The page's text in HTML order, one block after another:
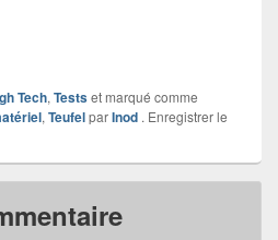
Tech, Testset marqué comme
, TeufelparInod . Enregistrer le